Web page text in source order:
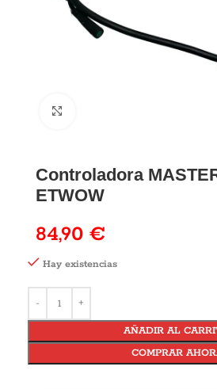
Controladora
ETWOW
84,90 €
Hay existencias
AÑADIR AL
COMPRAR